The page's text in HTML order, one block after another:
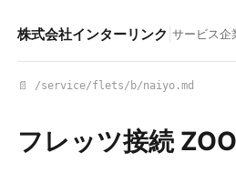
株式会社インターリンク サービス企
📄 /service/flets/b/naiyo.md
フレッツ接続